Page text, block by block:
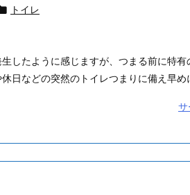
トイレ
生したように感じますが、つまる前に特
日などの突然のトイレつまりに備え早め
サ